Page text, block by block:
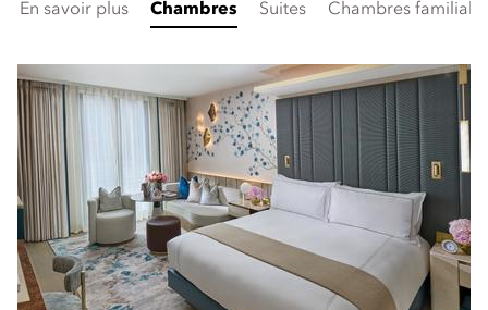
En savoir plus Chambres Suites Chambres